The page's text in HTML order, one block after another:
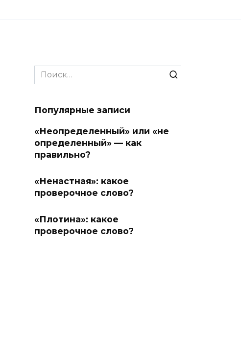
Search
for:
Популярные записи
«Неопределенный» или «не
определенный» — как
правильно?
«Ненастная»: какое
проверочное слово?
«Плотина»: какое
проверочное слово?